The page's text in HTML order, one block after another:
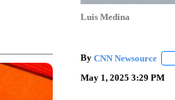
Luis Medina
By CNN Newsource
May 1, 2025 3:29 PM